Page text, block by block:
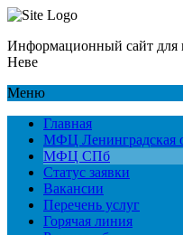
Информационный сайт для
Неве
Меню
Главная
МФЦ Ленинградская
МФЦ СПб
Статус заявки
Вакансии
Перечень услуг
Горячая линия